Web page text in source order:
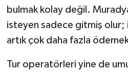
bulmak kolay değil.
isteyen sadece gitmiş olur;
artık çok daha fazla
Tur operatörleri yine de